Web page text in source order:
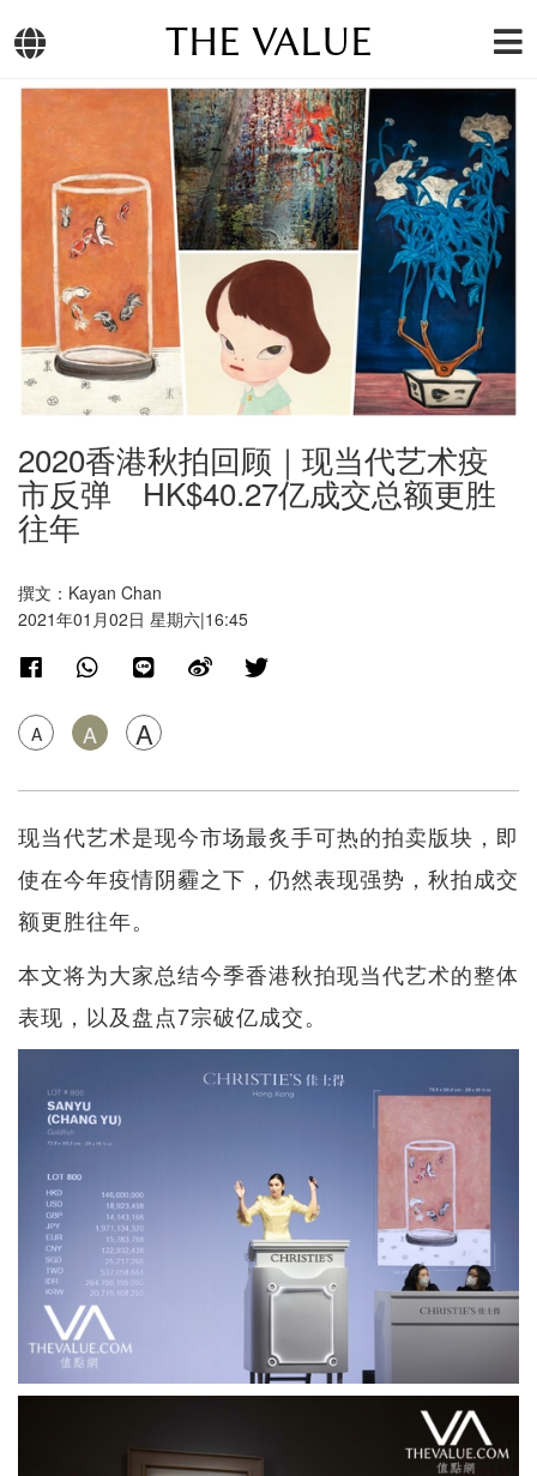
THE VALUE
2020香港秋拍回顾｜现当代艺术疫
市反弹 HK$40.27亿成交总额更胜
往年
撰文：Kayan Chan
2021年01月02日 星期六|16:45
A A A
现当代艺术是现今市场最炙手可热的拍卖版块，即
使在今年疫情阴霾之下，仍然表现强势，秋拍成交
额更胜往年。
本文将为大家总结今季香港秋拍现当代艺术的整体
表现，以及盘点7宗破亿成交。